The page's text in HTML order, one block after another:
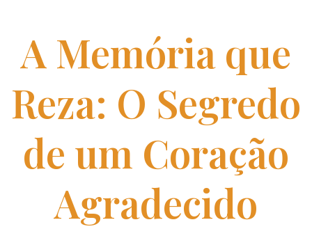
A Memória que
Reza: O Segredo
de um Coração
Agradecido